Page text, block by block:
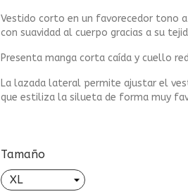
Vestido corto en un favorecedor tono
con suavidad al cuerpo gracias a su
Presenta manga corta caída y cuello
La lazada lateral permite ajustar el
que estiliza la silueta de forma muy
Tamaño